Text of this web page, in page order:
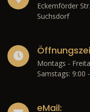
Eckernförder
Suchsdorf
Montags -
Samstags: 9:00
eMail: